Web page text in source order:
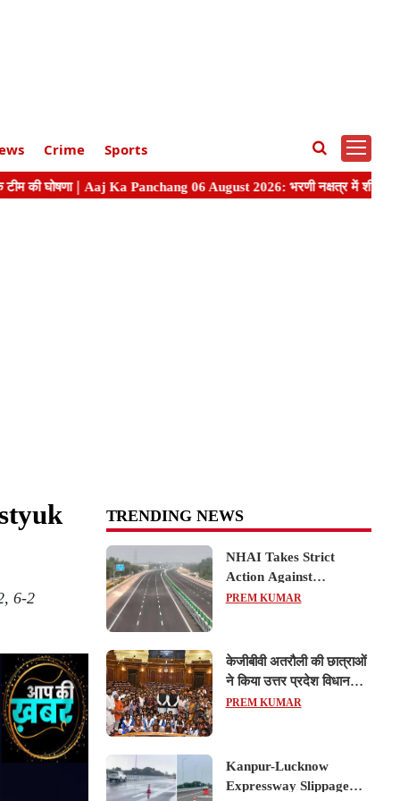
Crime Sports
6-2
TRENDING NEWS
NHAI Takes Strict
Action Against
Concessionaire,
Expressway Issues
PREM KUMAR
केजीबीवी अतरौली की छात्राओं
ने किया उत्तर प्रदेश विधानसभा
का शैक्षिक भ्रमण, लोकतांत्रिक
PREM KUMAR
Kanpur-Lucknow
Expressway Slippage